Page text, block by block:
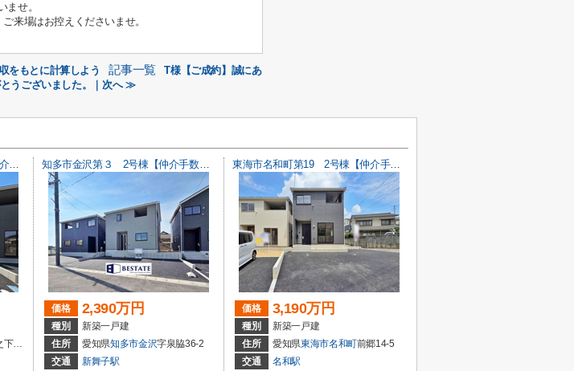
せ。
来場はお控えくださいませ。
をもとに計算しよう 記事一覧
T様【ご成約】誠にあ
とうございました。｜次へ ≫
東海市加木屋町第36の3号棟【仲介手数料0円】
152
知多市金沢第３ 2号棟【仲介手数料0円】
価格 2,390万円
種別
新築一戸建
住所
愛知県知多市金沢字泉脇36-2
交通
新舞子駅
東海市名和町第19 2号棟【仲介手数料0円】
価格 3,190万円
種別
新築一戸建
住所
愛知県東海市名和町前郷14-5
交通
名和駅